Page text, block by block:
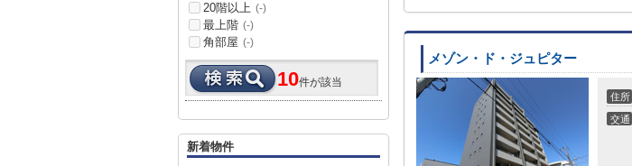
メゾン・ド・ジュピター
住所
交通
20階以上 (-)
最上階 (-)
角部屋 (-)
10件が該当
新着物件